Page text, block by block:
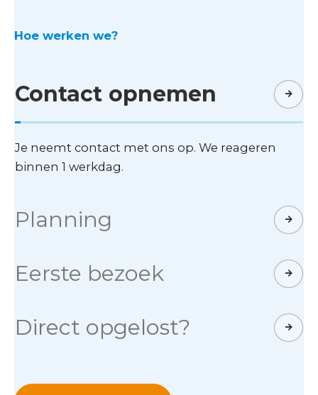
Hoe werken we?
Contact opnemen
Je neemt contact met ons op. We reageren
binnen 1 werkdag.
Planning
Eerste bezoek
Direct opgelost?